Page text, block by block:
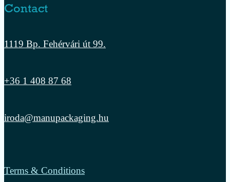
Contact
1119 Bp. Fehérvári út 99.
+36 1 408 87 68
iroda@manupackaging.hu
Terms & Conditions